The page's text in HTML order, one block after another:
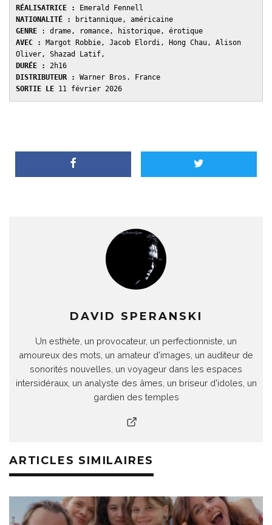
RÉALISATRICE :
Emerald Fennell
NATIONALITÉ :
britannique, américaine
GENRE
: drame, romance, historique, érotique
AVEC : Margot Robbie, Jacob Elordi, Hong Chau, Alison
Oliver, Shazad Latif,
DURÉE : 2h16
DISTRIBUTEUR : Warner Bros. France
SORTIE LE 11 février 2026
DAVID SPERANSKI
Un esthète, un provocateur, un perfectionniste, un
amoureux des mots, un amateur d'images, un auditeur de
sonorités nouvelles, un voyageur dans les espaces
intersidéraux, un analyste des âmes, un briseur d'idoles, un
gardien des temples
ARTICLES SIMILAIRES